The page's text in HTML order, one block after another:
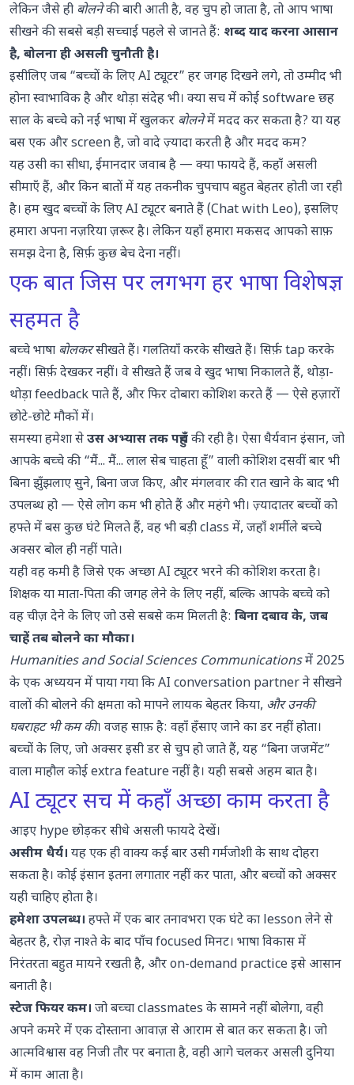
बोलना बनाती है
लेकिन जैसे ही बोलनेकी बारी आती है, वह चुप हो जाता है, तो आप भाषा
सीखने की सबसे बड़ी सच्चाई पहले से जानते हैं: शब्द याद करना आसान
है, बोलना ही असली चुनौती है।
इसीलिए जब “बच्चों के लिए AI ट्यूटर” हर जगह दिखने लगे, तो उम्मीद भी
होना स्वाभाविक है और थोड़ा संदेह भी। क्या सच में कोई software छह
साल के बच्चे को नई भाषा में खुलकर बोलनेमें मदद कर सकता है? या यह
बस एक और screen है, जो वादे ज़्यादा करती है और मदद कम?
यह उसी का सीधा, ईमानदार जवाब है — क्या फायदे हैं, कहाँ असली
सीमाएँ हैं, और किन बातों में यह तकनीक चुपचाप बहुत बेहतर होती जा रही
है। हम खुद बच्चों के लिए AI ट्यूटर बनाते हैं (Chat with Leo), इसलिए
हमारा अपना नज़रिया ज़रूर है। लेकिन यहाँ हमारा मकसद आपको साफ़
समझ देना है, सिर्फ़ कुछ बेच देना नहीं।
एक बात जिस पर लगभग हर भाषा विशेषज्ञ
सहमत है
बच्चे भाषा बोलकरसीखते हैं। गलतियाँ करके सीखते हैं। सिर्फ़ tap करके
नहीं। सिर्फ़ देखकर नहीं। वे सीखते हैं जब वे खुद भाषा निकालते हैं, थोड़ा-
थोड़ा feedback पाते हैं, और फिर दोबारा कोशिश करते हैं — ऐसे हज़ारों
छोटे-छोटे मौकों में।
समस्या हमेशा सेउस अभ्यास तक पहुँचकी रही है। ऐसा धैर्यवान इंसान, जो
आपके बच्चे की “मैं... मैं... लाल सेब चाहता हूँ” वाली कोशिश दसवीं बार भी
बिना झुँझलाए सुने, बिना जज किए, और मंगलवार की रात खाने के बाद भी
उपलब्ध हो — ऐसे लोग कम भी होते हैं और महंगे भी। ज़्यादातर बच्चों को
हफ्ते में बस कुछ घंटे मिलते हैं, वह भी बड़ी class में, जहाँ शर्मीले बच्चे
अक्सर बोल ही नहीं पाते।
यही वह कमी है जिसे एक अच्छा AI ट्यूटर भरने की कोशिश करता है।
शिक्षक या माता-पिता की जगह लेने के लिए नहीं, बल्कि आपके बच्चे को
वह चीज़ देने के लिए जो उसे सबसे कम मिलती है: बिना दबाव के, जब
चाहें तब बोलने का मौका।
Humanities and Social Sciences Communicationsमें 2025
के एक अध्ययनमें पाया गया कि AI conversation partner ने सीखने
वालों की बोलने की क्षमता को मापने लायक बेहतर किया, और उनकी
घबराहट भी कम की। वजह साफ़ है: वहाँ हँसाए जाने का डर नहीं होता।
बच्चों के लिए, जो अक्सर इसी डर से चुप हो जाते हैं, यह “बिना जजमेंट”
वाला माहौल कोई extra feature नहीं है। यही सबसे अहम बात है।
AI ट्यूटर सच में कहाँ अच्छा काम करता है
आइए hype छोड़कर सीधे असली फायदे देखें।
असीम धैर्य। यह एक ही वाक्य कई बार उसी गर्मजोशी के साथ दोहरा
सकता है। कोई इंसान इतना लगातार नहीं कर पाता, और बच्चों को अक्सर
यही चाहिए होता है।
हमेशा उपलब्ध। हफ्ते में एक बार तनावभरा एक घंटे का lesson लेने से
बेहतर है, रोज़ नाश्ते के बाद पाँच focused मिनट। भाषा विकास में
निरंतरता बहुत मायने रखती है, और on-demand practice इसे आसान
बनाती है।
स्टेज फियर कम। जो बच्चा classmates के सामने नहीं बोलेगा, वही
अपने कमरे में एक दोस्ताना आवाज़ से आराम से बात कर सकता है। जो
आत्मविश्वास वह निजी तौर पर बनाता है, वही आगे चलकर असली दुनिया
में काम आता है।